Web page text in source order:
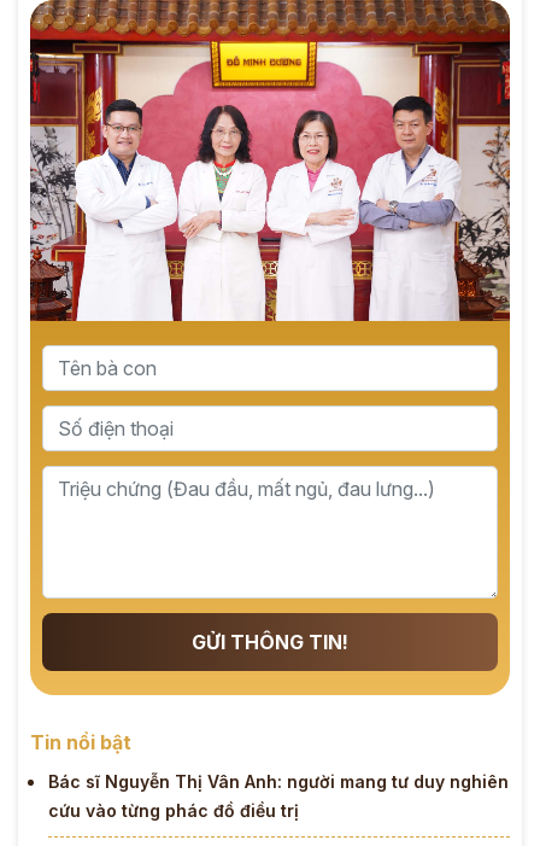
GỬI THÔNG TIN!
Tin nổi bật
Bác sĩ Nguyễn Thị Vân Anh: người mang tư duy nghiên
cứu vào từng phác đồ điều trị